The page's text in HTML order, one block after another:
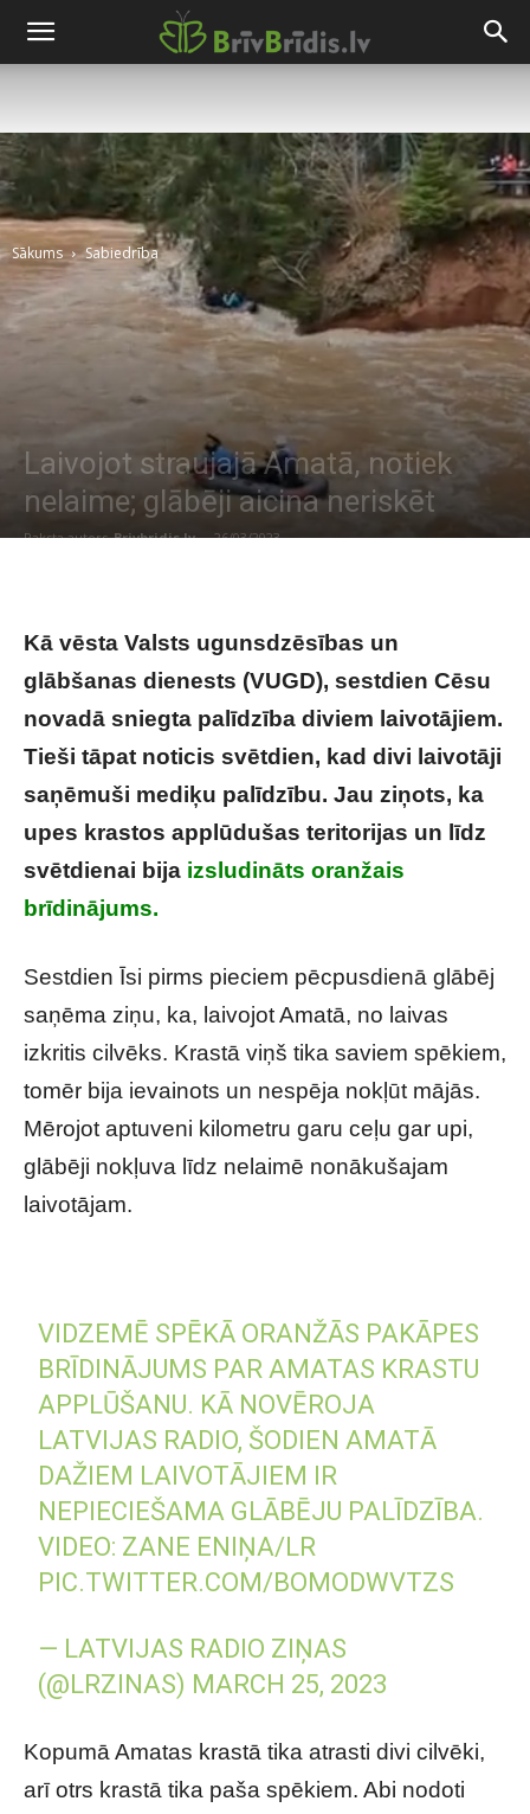
Sākums Sabiedrība
Laivojot straujajā Amatā, notiek
nelaime; glābēji aicina neriskēt
Raksta autors Brivbridis.lv - 26/03/2023
Kā vēsta Valsts ugunsdzēsības un
glābšanas dienests (VUGD), sestdien Cēsu
novadā sniegta palīdzība diviem laivotājiem.
Tieši tāpat noticis svētdien, kad divi laivotāji
saņēmuši mediķu palīdzību. Jau ziņots, ka
upes krastos applūdušas teritorijas un līdz
svētdienai bija izsludināts oranžais
brīdinājums.
Sestdien Īsi pirms pieciem pēcpusdienā glābēj
saņēma ziņu, ka, laivojot Amatā, no laivas
izkritis cilvēks. Krastā viņš tika saviem spēkiem,
tomēr bija ievainots un nespēja nokļūt mājās.
Mērojot aptuveni kilometru garu ceļu gar upi,
glābēji nokļuva līdz nelaimē nonākušajam
laivotājam.
VIDZEMĒ SPĒKĀ ORANŽĀS PAKĀPES
BRĪDINĀJUMS PAR AMATAS KRASTU
APPLŪŠANU. KĀ NOVĒROJA
LATVIJAS RADIO, ŠODIEN AMATĀ
DAŽIEM LAIVOTĀJIEM IR
NEPIECIEŠAMA GLĀBĒJU PALĪDZĪBA.
VIDEO: ZANE ENIŅA/LR
PIC.TWITTER.COM/BOMODWVTZS
— LATVIJAS RADIO ZIŅAS
(@LRZINAS) MARCH 25, 2023
Kopumā Amatas krastā tika atrasti divi cilvēki,
arī otrs krastā tika paša spēkiem. Abi nodoti